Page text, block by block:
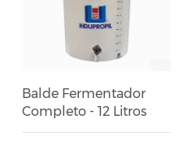
Balde Fermentador
Completo - 12 Litros